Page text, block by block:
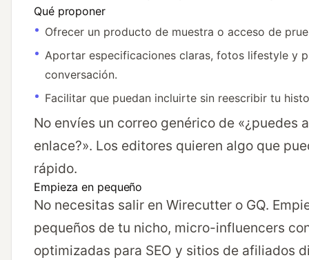
Qué proponer
Ofrecer un producto de muestra o acceso de
Aportar especificaciones claras, fotos lifestyle y
conversación.
Facilitar que puedan incluirte sin reescribir tu
No envíes un correo genérico de «¿puedes
enlace?». Los editores quieren algo que
rápido.
Empieza en pequeño
No necesitas salir en Wirecutter o GQ.
pequeños de tu nicho, micro-influencers
optimizadas para SEO y sitios de afiliados